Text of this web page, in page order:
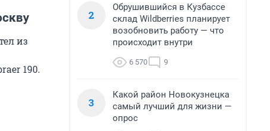
из
190.
2
Обрушившийся в Кузбассе
склад Wildberries планирует
возобновить работу — что
происходит внутри
6 570 9
3
Какой район Новокузнецка
самый лучший для жизни —
опрос